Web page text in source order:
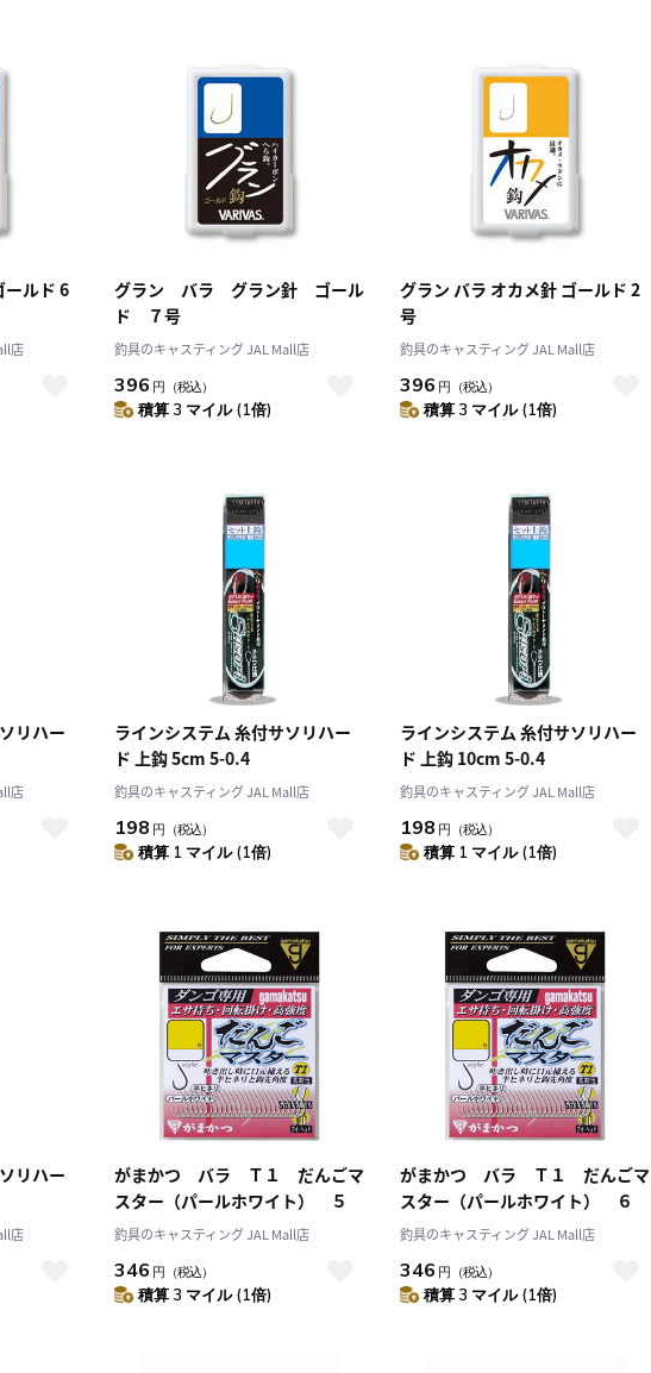
ールド 6
店
グラン バラ グラン針 ゴール
ド ７号
釣具のキャスティング JAL Mall店
396 円 （税込）
積算 3 マイル (1倍)
グラン バラ オカメ針 ゴールド 2
号
釣具のキャスティング JAL Mall店
396 円 （税込）
積算 3 マイル (1倍)
リハー
店
ラインシステム 糸付サソリハー
ド 上鈎 5cm 5-0.4
釣具のキャスティング JAL Mall店
198 円 （税込）
積算 1 マイル (1倍)
ラインシステム 糸付サソリハー
ド 上鈎 10cm 5-0.4
釣具のキャスティング JAL Mall店
198 円 （税込）
積算 1 マイル (1倍)
リハー
店
がまかつ バラ Ｔ１ だんごマ
スター（パールホワイト） ５
釣具のキャスティング JAL Mall店
346 円 （税込）
積算 3 マイル (1倍)
がまかつ バラ Ｔ１ だんごマ
スター（パールホワイト） ６
釣具のキャスティング JAL Mall店
346 円 （税込）
積算 3 マイル (1倍)